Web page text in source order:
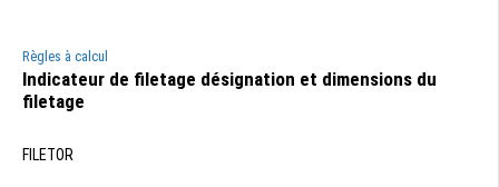
Règles à calcul
Indicateur de filetage désignation et dimensions du
filetage
FILETOR